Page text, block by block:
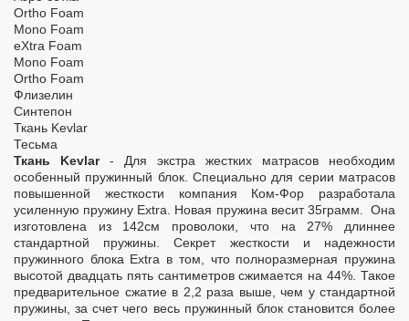
Ortho Foam
Mono Foam
eXtra Foam
Mono Foam
Ortho Foam
Флизелин
Синтепон
Ткань Kevlar
Тесьма
Ткань Kevlar- Для экстра жестких матрасов необходим
особенный пружинный блок. Специально для серии матрасов
повышенной жесткости компания Ком-Фор разработала
усиленную пружину Extra. Новая пружина весит 35грамм. Она
изготовлена из 142см проволоки, что на 27% длиннее
стандартной пружины. Секрет жесткости и надежности
пружинного блока Extra в том, что полноразмерная пружина
высотой двадцать пять сантиметров сжимается на 44%. Такое
предварительное сжатие в 2,2 раза выше, чем у стандартной
пружины, за счет чего весь пружинный блок становится более